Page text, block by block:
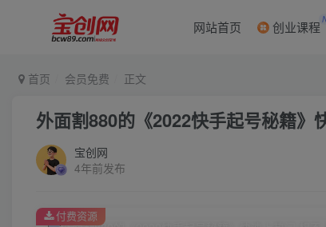
网站首页 创业课程
首页 会员免费 正文
外面割880的《2022快手起号秘籍》
宝创网
4年前发布
付费资源